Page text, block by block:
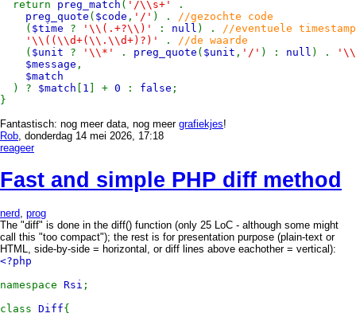
return preg_match ( '/\\s+'
.
preg_quote ( $code , '/' ) .
//gezochte code
( $time ? '\\(.+?\\)' : null ) .
//eventuele timestamp
'\\((\\d+(\\.\\d+)?)'
.
//de waarde
( $unit ? '\\*' . preg_quote ( $unit , '/' ) : null ) .
$message ,
$match
) ? $match 1 ] + 0 : false ;
}
Fantastisch: nog meer data, nog meer grafiekjes!
Rob , donderdag 14 mei 2026, 17:18
reageer
Fast and simple PHP diff method
nerd prog
The "diff" is done in the diff() function (only 25 LoC - although some might
call this "too compact"); the rest is for presentation purpose (plain-text or
HTML, side-by-side = horizontal, or diff lines above eachother = vertical):
<?php
namespace Rsi ;
class Diff{